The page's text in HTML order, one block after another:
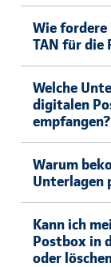
Wie fordere
TAN für die
Welche
digitalen
empfangen?
Warum
Unterlagen
Kann ich
Postbox in
oder